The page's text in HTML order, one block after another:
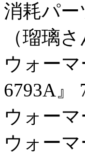
消耗パー
（瑠璃さ
ウォー
6793A』
ウォー
ウォー